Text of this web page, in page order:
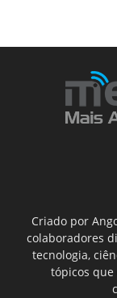
Criado por
colaboradores
tecnologia,
tópicos que